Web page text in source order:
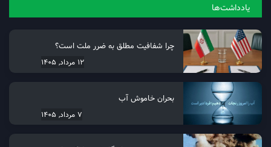
یادداشت‌ها
چرا شفافیت مطلق به ضرر ملت است؟
12 مرداد, 1405
بحران خاموش آب
7 مرداد, 1405